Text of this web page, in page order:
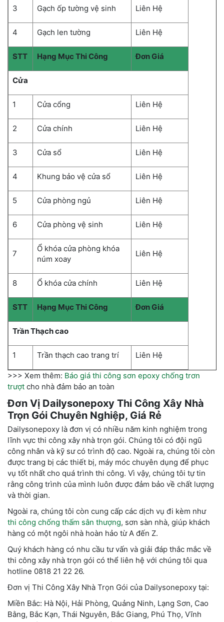
3 Gạch ốp tường vệ sinh Liên Hệ
4 Gạch len tường Liên Hệ
STT Hạng Mục Thi Công Đơn Giá
Cửa
1 Cửa cổng Liên Hệ
2 Cửa chính Liên Hệ
3 Cửa sổ Liên Hệ
4 Khung bảo vệ cửa sổ Liên Hệ
5 Cửa phòng ngủ Liên Hệ
6 Cửa phòng vệ sinh Liên Hệ
7
Ổ khóa cửa phòng khóa
núm xoay
Liên Hệ
8 Ổ khóa cửa chính Liên Hệ
STT Hạng Mục Thi Công Đơn Giá
Trần Thạch cao
1 Trần thạch cao trang trí Liên Hệ
>>> Xem thêm: Báo giá thi công sơn epoxy chống trơn
trượt cho nhà đảm bảo an toàn
Đơn Vị Dailysonepoxy Thi Công Xây Nhà
Trọn Gói Chuyên Nghiệp, Giá Rẻ
Dailysonepoxy là đơn vị có nhiều năm kinh nghiệm trong
lĩnh vực thi công xây nhà trọn gói. Chúng tôi có đội ngũ
công nhân và kỹ sư có trình độ cao. Ngoài ra, chúng tôi còn
được trang bị các thiết bị, máy móc chuyên dụng để phục
vụ tốt nhất cho quá trình thi công. Vì vậy, chúng tôi tự tin
rằng công trình của mình luôn được đảm bảo về chất lượng
và thời gian.
Ngoài ra, chúng tôi còn cung cấp các dịch vụ đi kèm như
thi công chống thấm sân thượng, sơn sàn nhà, giúp khách
hàng có một ngôi nhà hoàn hảo từ A đến Z.
Quý khách hàng có nhu cầu tư vấn và giải đáp thắc mắc về
thi công xây nhà trọn gói có thể liên hệ với chúng tôi qua
hotline 0818 21 22 26.
Đơn vị Thi Công Xây Nhà Trọn Gói của Dailysonepoxy tại:
Miền Bắc: Hà Nội, Hải Phòng, Quảng Ninh, Lạng Sơn, Cao
Bằng, Bắc Kạn, Thái Nguyên, Bắc Giang, Phú Thọ, Vĩnh